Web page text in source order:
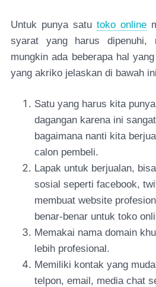
Untuk punya satu toko online
syarat yang harus dipenuhi,
mungkin ada beberapa hal
yang akriko jelaskan di bawah
Satu yang harus kita
dagangan karena ini
bagaimana nanti kita
calon pembeli.
Lapak untuk berjualan,
sosial seperti facebook,
membuat website
benar-benar untuk toko
Memakai nama domain
lebih profesional.
Memiliki kontak yang
telpon, email, media chat